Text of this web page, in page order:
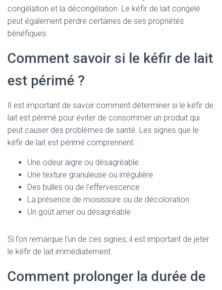
congélation et la décongélation. Le kéfir de lait congelé
peut également perdre certaines de ses propriétés
bénéfiques.
Comment savoir si le kéfir de lait
est périmé ?
Il est important de savoir comment déterminer si le kéfir de
lait est périmé pour éviter de consommer un produit qui
peut causer des problèmes de santé. Les signes que le
kéfir de lait est périmé comprennent :
Une odeur aigre ou désagréable
Une texture granuleuse ou irrégulière
Des bulles ou de l’effervescence
La présence de moisissure ou de décoloration
Un goût amer ou désagréable
Si l’on remarque l’un de ces signes, il est important de jeter
le kéfir de lait immédiatement.
Comment prolonger la durée de